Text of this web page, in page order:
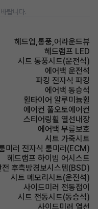
랍니다.
헤드업,통풍,어라운드뷰
헤드램프 LED
시트 통풍시트(운전석)
에어백 운전석
파킹 전자식 파킹
에어백 동승석
휠타이어 알루미늄휠
에어컨 풀오토에어컨
스티어링휠 열선내장
에어백 무릎보호
시트 가죽시트
미러 전자식 룸미러(ECM)
헤드램프 하이빔 어시스트
전 후측방경보시스템(BSD)
시트 메모리시트(운전석)
사이드미러 전동접이
시트 전동시트(동승석)
사이드미러 열선